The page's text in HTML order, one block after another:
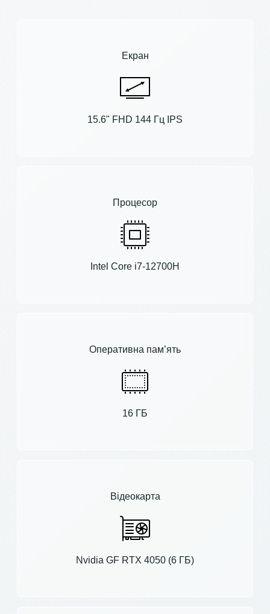
Екран
15.6" FHD 144 Гц IPS
Процесор
Intel Core i7-12700H
Оперативна пам’ять
16 ГБ
Відеокарта
Nvidia GF RTX 4050 (6 ГБ)